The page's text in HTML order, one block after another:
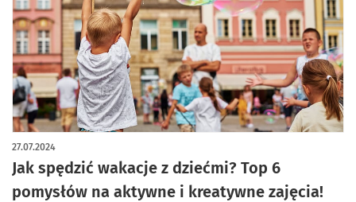
Jak spędzić wakacje z dziećmi? Top 6
pomysłów na aktywne i kreatywne zajęcia!
27.07.2024